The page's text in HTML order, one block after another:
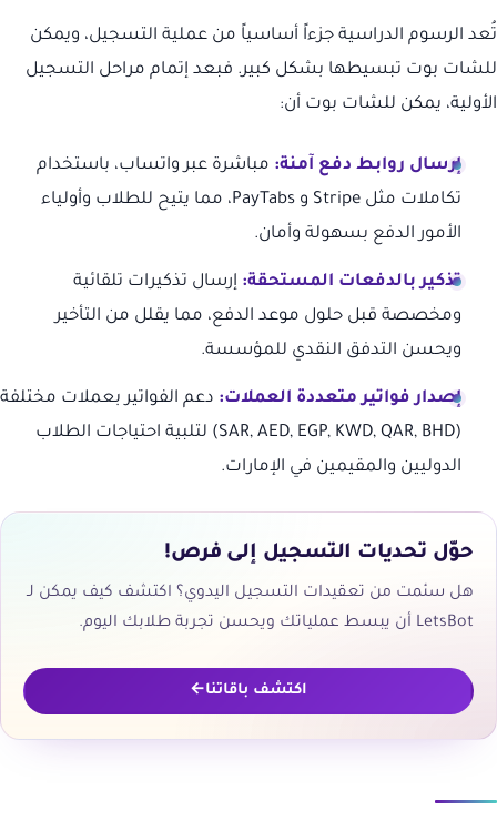
تُعد الرسوم الدراسية جزءاً أساسياً من عملية التسجيل، ويمكن
للشات بوت تبسيطها بشكل كبير. فبعد إتمام مراحل التسجيل
الأولية، يمكن للشات بوت أن:
إرسال روابط دفع آمنة: مباشرة عبر واتساب، باستخدام
تكاملات مثل Stripe و PayTabs، مما يتيح للطلاب وأولياء
الأمور الدفع بسهولة وأمان.
تذكير بالدفعات المستحقة: إرسال تذكيرات تلقائية
ومخصصة قبل حلول موعد الدفع، مما يقلل من التأخير
ويحسن التدفق النقدي للمؤسسة.
إصدار فواتير متعددة العملات: دعم الفواتير بعملات مختلفة
(SAR, AED, EGP, KWD, QAR, BHD) لتلبية احتياجات الطلاب
الدوليين والمقيمين في الإمارات.
حوّل تحديات التسجيل إلى فرص!
هل سئمت من تعقيدات التسجيل اليدوي؟ اكتشف كيف يمكن لـ
LetsBot أن يبسط عملياتك ويحسن تجربة طلابك اليوم.
اكتشف باقاتنا